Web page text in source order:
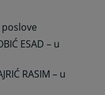
ESAD – u
RASIM – u